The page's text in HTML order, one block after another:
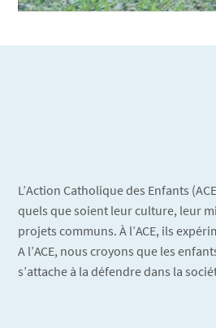
L’Action Catholique des Enfants
quels que soient leur culture, leur
projets communs. À l’ACE, ils
A l’ACE, nous croyons que les
s’attache à la défendre dans la